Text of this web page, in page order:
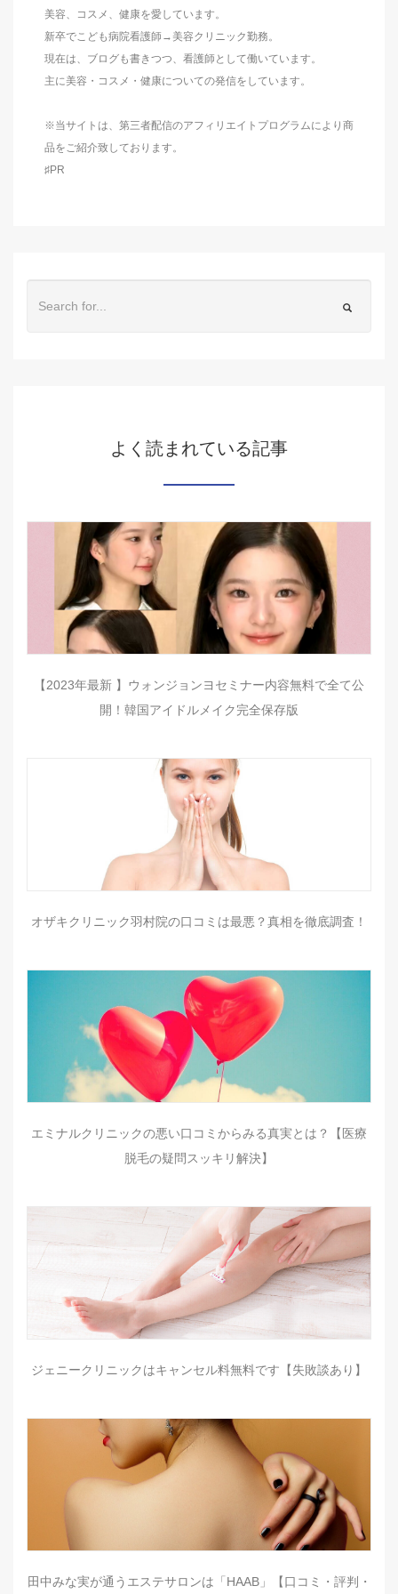
美容、コスメ、健康を愛しています。
新卒でこども病院看護師→美容クリニック勤務。
現在は、ブログも書きつつ、看護師として働いています。
主に美容・コスメ・健康についての発信をしています。
※当サイトは、第三者配信のアフィリエイトプログラムにより商
品をご紹介致しております。
♯PR
よく読まれている記事
【2023年最新 】ウォンジョンヨセミナー内容無料で全て公
開！韓国アイドルメイク完全保存版
オザキクリニック羽村院の口コミは最悪？真相を徹底調査！
エミナルクリニックの悪い口コミからみる真実とは？【医療
脱毛の疑問スッキリ解決】
ジェニークリニックはキャンセル料無料です【失敗談あり】
田中みな実が通うエステサロンは「HAAB」【口コミ・評判・